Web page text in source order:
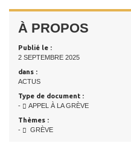
À PROPOS
Publié le :
2 SEPTEMBRE 2025
dans :
ACTUS
Type de document :
-
APPEL À LA GRÈVE
Thèmes :
-
GRÈVE